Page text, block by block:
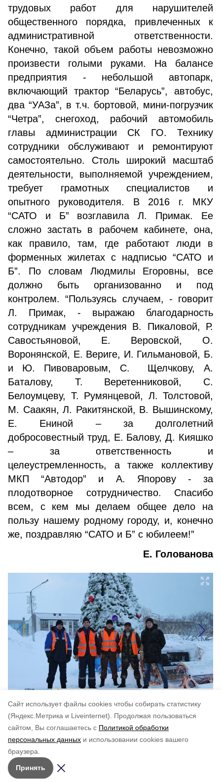
Cайт использует файлы cookies чтобы собирать статистику
(Яндекс.Метрика и Liveinternet).
Продолжая пользоваться
сайтом, Вы соглашаетесь с Политикой обработки
персональных данных и использовании cookies вашего
браузера.
Принять
трудовых работ для нарушителей
общественного порядка, привлеченных к
административной ответственности.
Конечно, такой объем работы невозможно
произвести голыми руками. На балансе
предприятия - небольшой автопарк,
включающий трактор “Беларусь”, автобус,
два “УАЗа”, в т.ч. бортовой, мини-погрузчик
“Четра”, снегоход, рабочий автомобиль
главы администрации СК ГО. Технику
сотрудники обслуживают и ремонтируют
самостоятельно. Столь широкий масштаб
деятельности, выполняемой учреждением,
требует грамотных специалистов и
опытного руководителя. В 2016 г. МКУ
“САТО и Б” возглавила Л. Примак. Ее
сложно застать в рабочем кабинете, она,
как правило, там, где работают люди в
форменных жилетах с надписью “САТО и
Б”. По словам Людмилы Егоровны, все
должно быть организованно и под
контролем. “Пользуясь случаем, - говорит
Л. Примак, - выражаю благодарность
сотрудникам учреждения В. Пикаловой, Р.
Савостьяновой, Е. Веровской, О.
Воронянской, Е. Вериге, И. Гильмановой, Б.
и Ю. Пивоваровым, С. Щелчкову, А.
Баталову, Т. Веретенниковой, С.
Белоумцеву, Т. Румянцевой, Л. Толстовой,
М. Саакян, Л. Ракитянской, В. Вышинскому,
Е. Ениной – за долголетний
добросовестный труд, Е. Балову, Д. Кияшко
– за ответственность и
целеустремленность, а также коллективу
МКП “Автодор” и А. Япорову - за
плодотворное сотрудничество. Спасибо
всем, с кем мы делаем общее дело на
пользу нашему родному городу, и, конечно
же, поздравляю “САТО и Б” с юбилеем!”
Е. Голованова
по оценке
5